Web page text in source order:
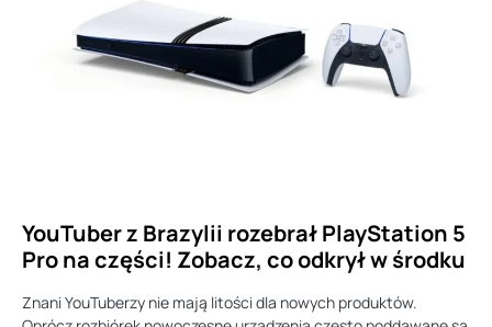
YouTuber z Brazylii rozebrał PlayStation 5
Pro na części! Zobacz, co odkrył w środku
Znani YouTuberzy nie mają litości dla nowych produktów.